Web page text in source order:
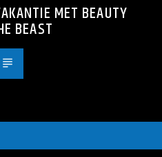
MET BEAUTY
BEAST